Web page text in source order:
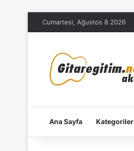
Cumartesi, Ağustos 8 2026
Ana Sayfa Kategoriler